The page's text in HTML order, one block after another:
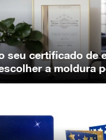
seu certificado de
a moldura